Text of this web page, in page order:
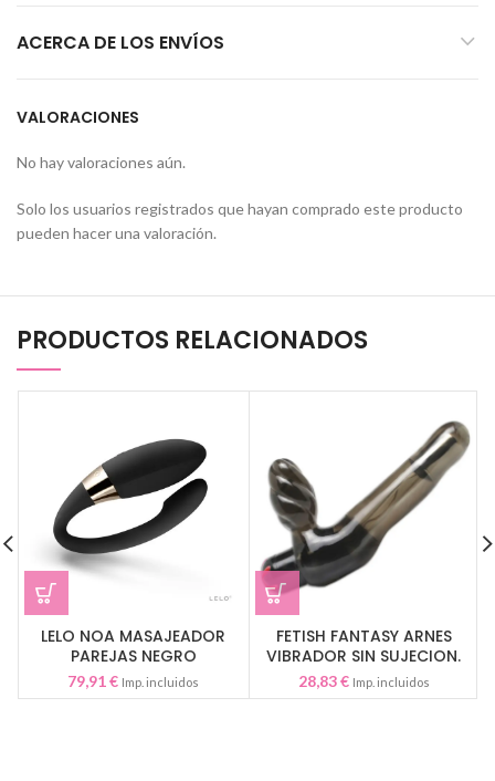
ACERCA DE LOS ENVÍOS
VALORACIONES
No hay valoraciones aún.
Solo los usuarios registrados que hayan comprado este producto
pueden hacer una valoración.
PRODUCTOS RELACIONADOS
LELO NOA MASAJEADOR
PAREJAS NEGRO
79,91€ Imp. incluidos
FETISH FANTASY ARNES
VIBRADOR SIN SUJECION.
28,83€ Imp. incluidos